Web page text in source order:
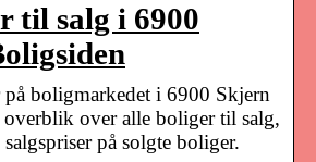
til salg i 6900
på boligmarkedet i 6900 Skjern
over alle boliger til salg,
på solgte boliger.